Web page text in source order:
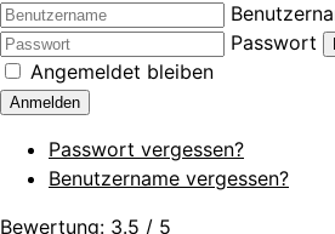
Passwort
Angemeldet bleiben
Anmelden
Passwort vergessen?
Benutzername vergessen?
Bewertung: 3.5 / 5